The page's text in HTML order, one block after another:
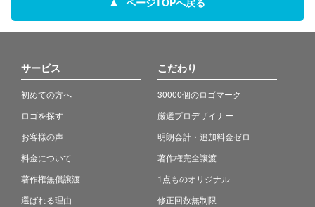
サービス
初めての方へ
ロゴを探す
お客様の声
料金について
著作権無償譲渡
選ばれる理由
こだわり
30000個のロゴマーク
厳選プロデザイナー
明朗会計・追加料金ゼロ
著作権完全譲渡
1点ものオリジナル
修正回数無制限